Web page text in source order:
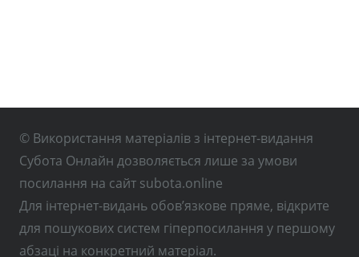
© Використання матеріалів з інтернет-видання
Субота Онлайн дозволяється лише за умови
посилання на сайт subota.online
Для інтернет-видань обов’язкове пряме, відкрите
для пошукових систем гіперпосилання у першому
абзаці на конкретний матеріал.